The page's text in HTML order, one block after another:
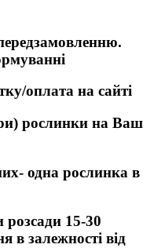
оплата на сайті
рослинки на Ваш
одна рослинка в
розсади 15-30
в залежності від